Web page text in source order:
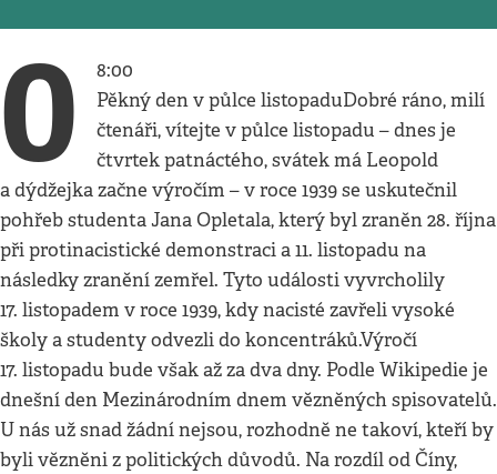
0
8:00
Pěkný den v půlce listopaduDobré ráno, milí
čtenáři, vítejte v půlce listopadu – dnes je
čtvrtek patnáctého, svátek má Leopold
a dýdžejka začne výročím – v roce 1939 se uskutečnil
pohřeb studenta Jana Opletala, který byl zraněn 28. října
při protinacistické demonstraci a 11. listopadu na
následky zranění zemřel. Tyto události vyvrcholily
17. listopadem v roce 1939, kdy nacisté zavřeli vysoké
školy a studenty odvezli do koncentráků.Výročí
17. listopadu bude však až za dva dny. Podle Wikipedie je
dnešní den Mezinárodním dnem vězněných spisovatelů.
U nás už snad žádní nejsou, rozhodně ne takoví, kteří by
byli vězněni z politických důvodů. Na rozdíl od Číny,